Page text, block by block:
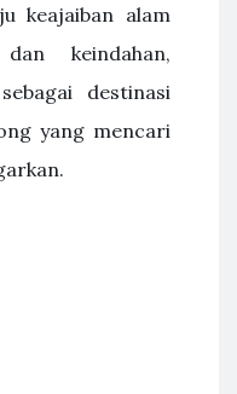
keajaiban alam
keindahan,
destinasi
yang mencari